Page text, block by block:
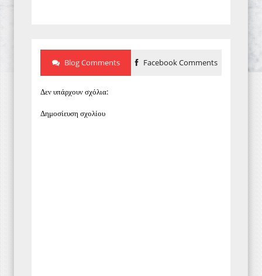
Blog Comments Facebook Comments
Δεν υπάρχουν σχόλια:
Δημοσίευση σχολίου